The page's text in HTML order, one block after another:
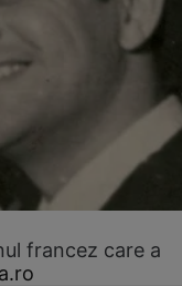
francez care a